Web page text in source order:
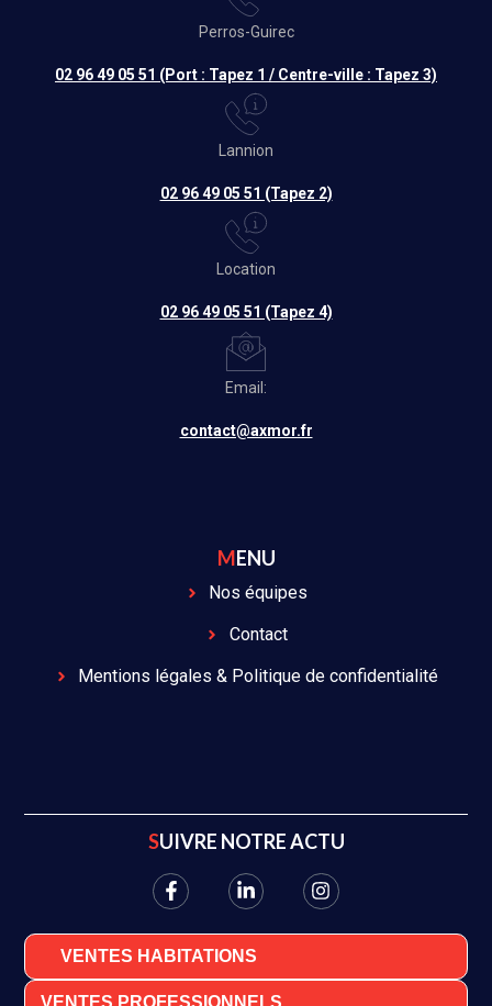
Perros-Guirec
02 96 49 05 51 (Port : Tapez 1 / Centre-ville : Tapez 3)
Lannion
02 96 49 05 51 (Tapez 2)
Location
02 96 49 05 51 (Tapez 4)
Email:
contact@axmor.fr
MENU
Nos équipes
Contact
Mentions légales & Politique de confidentialité
SUIVRE NOTRE ACTU
VENTES HABITATIONS
VENTES PROFESSIONNELS